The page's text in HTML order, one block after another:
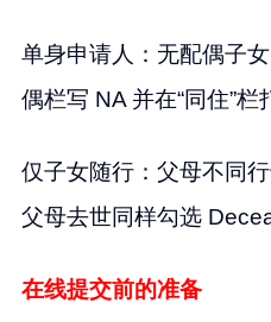
单身申请人：无配偶子
偶栏写 NA 并在“同住”栏
仅子女随行：父母不同
父母去世同样勾选
在线提交前的准备